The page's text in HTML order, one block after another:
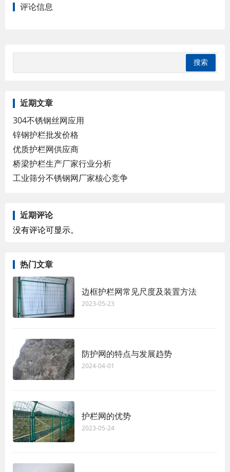
评论信息
近期文章
304不锈钢丝网应用
锌钢护栏批发价格
优质护栏网供应商
桥梁护栏生产厂家行业分析
工业筛分不锈钢网厂家核心竞争
近期评论
没有评论可显示。
热门文章
边框护栏网常见尺度及装置方法
2023-05-23
防护网的特点与发展趋势
2024-04-01
护栏网的优势
2023-05-24